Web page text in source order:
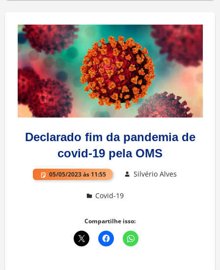
Declarado fim da pandemia de
covid-19 pela OMS
05/05/2023 às 11:55 Silvério Alves
Covid-19
Compartilhe isso: